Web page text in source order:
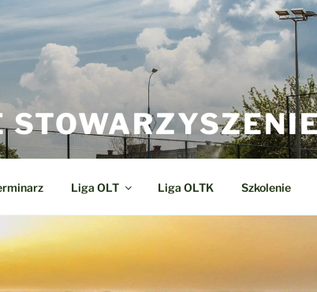
Liga OLT Liga OLTK Szkolenie